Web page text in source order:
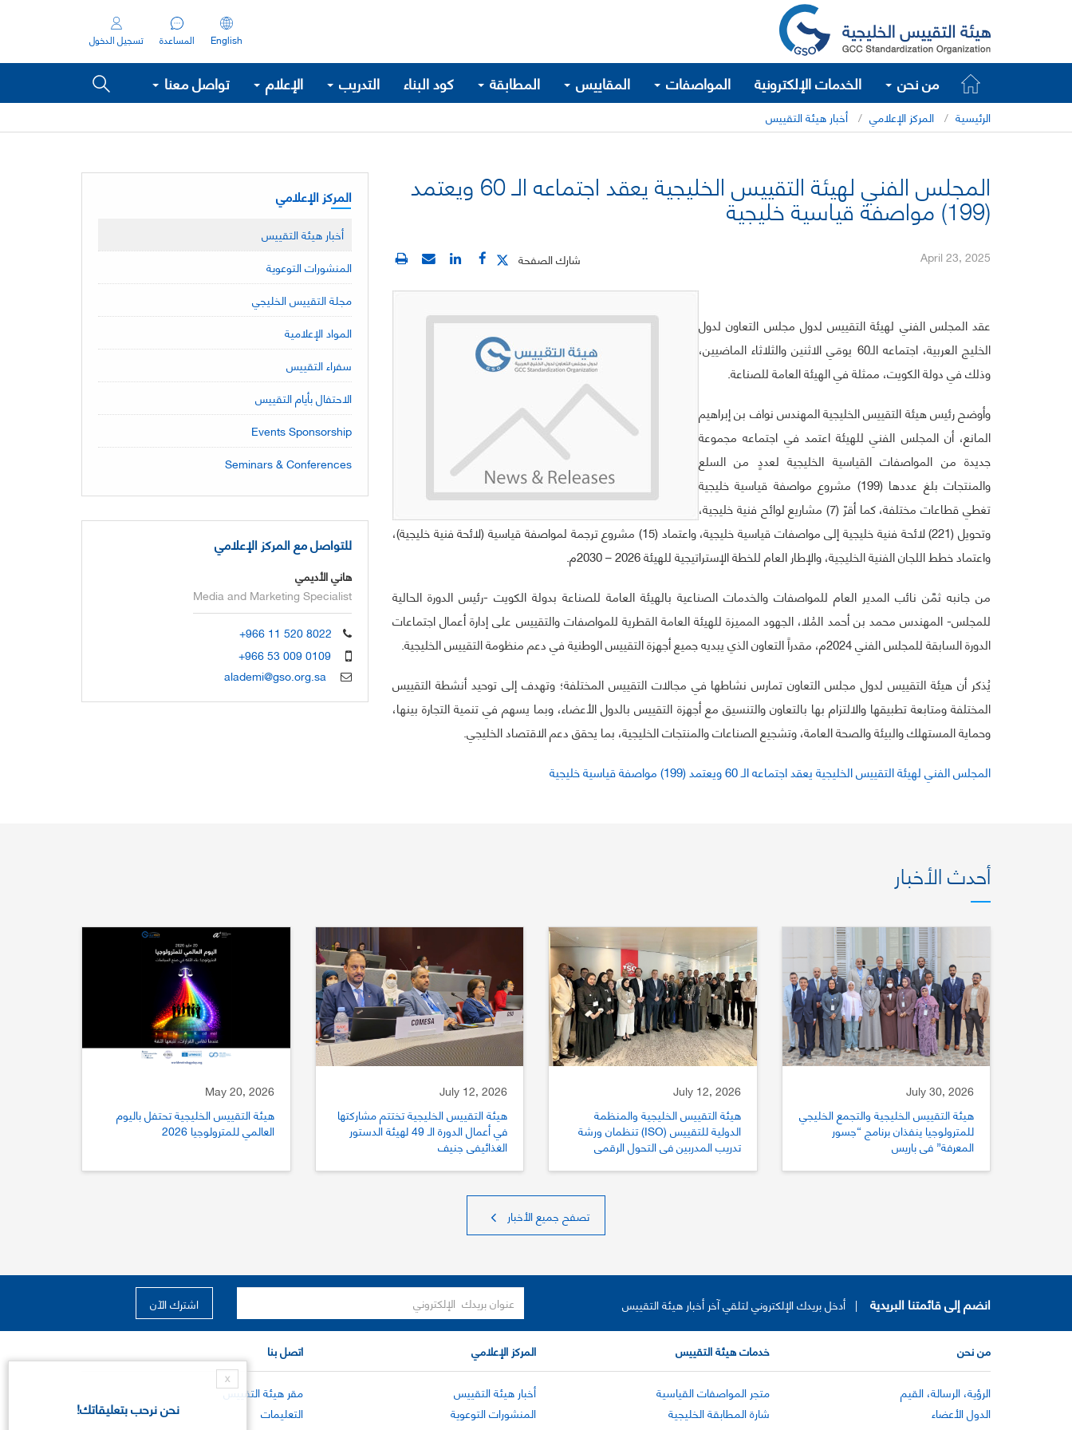
English المساعدة تسجيل الدخول
من نحن الخدمات الإلكترونية المواصفات المقاييس المطابقة كود البناء التدريب الإعلام تواصل معنا
الرئيسية المركز الإعلامي أخبار هيئة التقييس
المجلس الفني لهيئة التقييس الخليجية يعقد اجتماعه الـ 60 ويعتمد
(199) مواصفة قياسية خليجية
شارك الصفحة April 23, 2025
عقد المجلس الفني لهيئة التقييس لدول مجلس التعاون لدول
الخليج العربية، اجتماعه الـ60 يومَي الاثنين والثلاثاء الماضيين،
وذلك في دولة الكويت، ممثلة في الهيئة العامة للصناعة.
وأوضح رئيس هيئة التقييس الخليجية المهندس نواف بن إبراهيم
المانع، أن المجلس الفني للهيئة اعتمد في اجتماعه مجموعة
جديدة من المواصفات القياسية الخليجية لعددٍ من السلع
والمنتجات بلغ عددها (199) مشروع مواصفة قياسية خليجية
تغطي قطاعات مختلفة، كما أقرّ (7) مشاريع لوائح فنية خليجية،
وتحويل (221) لائحة فنية خليجية إلى مواصفات قياسية خليجية، واعتماد (15) مشروع ترجمة لمواصفة قياسية (لائحة فنية خليجية)،
واعتماد خطط اللجان الفنية الخليجية، والإطار العام للخطة الإستراتيجية للهيئة 2026 – 2030م.
من جانبه ثمَّن نائب المدير العام للمواصفات والخدمات الصناعية بالهيئة العامة للصناعة بدولة الكويت -رئيس الدورة الحالية
للمجلس- المهندس محمد بن أحمد المُلا، الجهود المميزة للهيئة العامة القطرية للمواصفات والتقييس على إدارة أعمال اجتماعات
الدورة السابقة للمجلس الفني 2024م، مقدراً التعاون الذي يبديه جميع أجهزة التقييس الوطنية في دعم منظومة التقييس الخليجية.
يُذكر أن هيئة التقييس لدول مجلس التعاون تمارس نشاطها في مجالات التقييس المختلفة؛ وتهدف إلى توحيد أنشطة التقييس
المختلفة ومتابعة تطبيقها والالتزام بها بالتعاون والتنسيق مع أجهزة التقييس بالدول الأعضاء، وبما يسهم في تنمية التجارة بينها،
وحماية المستهلك والبيئة والصحة العامة، وتشجيع الصناعات والمنتجات الخليجية، بما يحقق دعم الاقتصاد الخليجي.
المجلس الفني لهيئة التقييس الخليجية يعقد اجتماعه الـ 60 ويعتمد (199) مواصفة قياسية خليجية
المركز الإعلامي
أخبار هيئة التقييس
المنشورات التوعوية
مجلة التقييس الخليجي
المواد الإعلامية
سفراء التقييس
الاحتفال بأيام التقييس
Events Sponsorship
Seminars & Conferences
للتواصل مع المركز الإعلامي
هاني الأديمي
Media and Marketing Specialist
+966 11 520 8022
+966 53 009 0109
alademi@gso.org.sa
أحدث الأخبار
July 30, 2026
هيئة التقييس الخليجية والتجمع الخليجي
للمترولوجيا ينفذان برنامج “جسور
المعرفة” في باريس
July 12, 2026
هيئة التقييس الخليجية والمنظمة
الدولية للتقييس (ISO) تنظمان ورشة
تدريب المدربين في التحول الرقمي
July 12, 2026
هيئة التقييس الخليجية تختتم مشاركتها
في أعمال الدورة الـ 49 لهيئة الدستور
الغذائيفي جنيف
May 20, 2026
هيئة التقييس الخليجية تحتفل باليوم
العالمي للمترولوجيا 2026
تصفح جميع الأخبار
انضم إلى قائمتنا البريدية | أدخل بريدك الإلكتروني لتلقي آخر أخبار هيئة التقييس
من نحن
الرؤية، الرسالة، القيم
الدول الأعضاء
خدمات هيئة التقييس
متجر المواصفات القياسية
شارة المطابقة الخليجية
المركز الإعلامي
أخبار هيئة التقييس
المنشورات التوعوية
اتصل بنا
مقر هيئة التقييس
التعليمات
X
نحن نرحب بتعليقاتك!